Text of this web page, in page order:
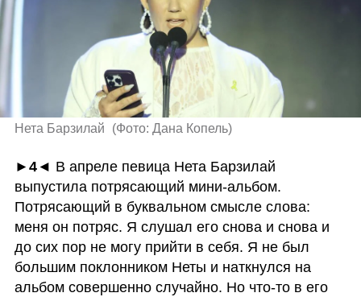
Нета Барзилай (Фото: Дана Копель)
►4◄ В апреле певица Нета Барзилай
выпустила потрясающий мини-альбом.
Потрясающий в буквальном смысле слова:
меня он потряс. Я слушал его снова и снова и
до сих пор не могу прийти в себя. Я не был
большим поклонником Неты и наткнулся на
альбом совершенно случайно. Но что-то в его